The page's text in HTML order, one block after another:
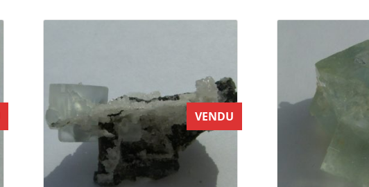
VENDU